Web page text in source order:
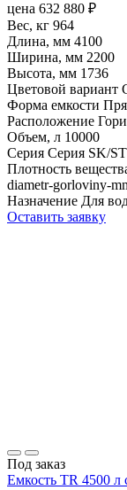
цена 632 880 ₽
Вес, кг 964
Длина, мм 4100
Ширина, мм 2200
Высота, мм 1736
Цветовой вариант
Форма емкости
Расположение
Объем, л 10000
Серия Серия SK/ST
Плотность
diametr-gorloviny-
Назначение Для
Оставить заявку
Под заказ
Емкость TR 4500 л